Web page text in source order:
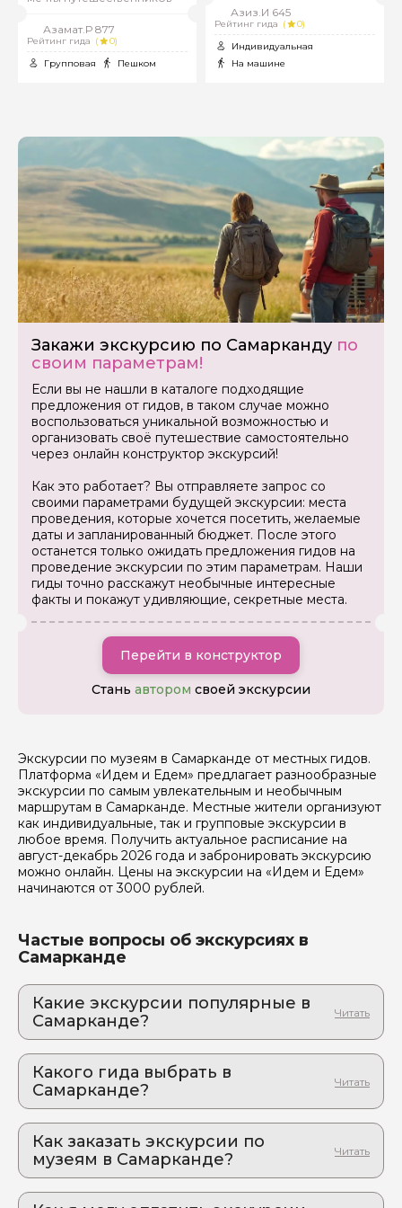
Азамат.Р 877
Рейтинг гида (
0)
Групповая
Пешком
Азиз.И 645
Рейтинг гида (
0)
Индивидуальная
На машине
Закажи экскурсию по Самарканду по
своим параметрам!
Если вы не нашли в каталоге подходящие
предложения от гидов, в таком случае можно
воспользоваться уникальной возможностью и
организовать своё путешествие самостоятельно
через онлайн конструктор экскурсий!
Как это работает? Вы отправляете запрос со
своими параметрами будущей экскурсии: места
проведения, которые хочется посетить, желаемые
даты и запланированный бюджет. После этого
останется только ожидать предложения гидов на
проведение экскурсии по этим параметрам. Наши
гиды точно расскажут необычные интересные
факты и покажут удивляющие, секретные места.
Перейти в конструктор
Стань автором своей экскурсии
Экскурсии по музеям в Самарканде от местных гидов.
Платформа «Идем и Едем» предлагает разнообразные
экскурсии по самым увлекательным и необычным
маршрутам в Самарканде. Местные жители организуют
как индивидуальные, так и групповые экскурсии в
любое время. Получить актуальное расписание на
август-декабрь 2026 года и забронировать экскурсию
можно онлайн. Цены на экскурсии на «Идем и Едем»
начинаются от 3000 рублей.
Частые вопросы об экскурсиях в
Самарканде
Какие экскурсии популярные в
Самарканде?
тайны империи Темуридов, тысяча
впечатлений и невероятно вкусный плов
Город, где сбываются мечты путешественников
2. Самарканд – лицо земного шара:
бирюзовые купола и золотые закаты
Тайны мавзолеев, шепот медресе, трагическая
любовь Биби-Ханум и другие истории власти и
Какого гида выбрать в
Самарканде?
2. Tokareva.M 932
3. Азамат.Р 877
4. Фарход.Ч 876
Как заказать экскурсии по
музеям в Самарканде?
Едем»:
Задайте свой вопрос гиду
Как вас зовут
Ваша электронная почта
Ваш номер телефона
Я даю своё согласие на обработку персональных
данных